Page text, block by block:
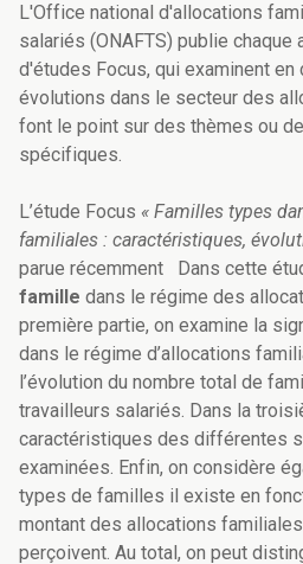
L'Office national d'allocations
salariés (ONAFTS) publie chaque
d'études Focus, qui examinent en
évolutions dans le secteur des
font le point sur des thèmes ou
spécifiques.
L’étude Focus « Familles types
familiales : caractéristiques,
parue récemment Dans cette
famille dans le régime des
première partie, on examine la
dans le régime d’allocations
l’évolution du nombre total de
travailleurs salariés. Dans la
caractéristiques des différentes
examinées. Enfin, on considère
types de familles il existe en
montant des allocations
perçoivent. Au total, on peut